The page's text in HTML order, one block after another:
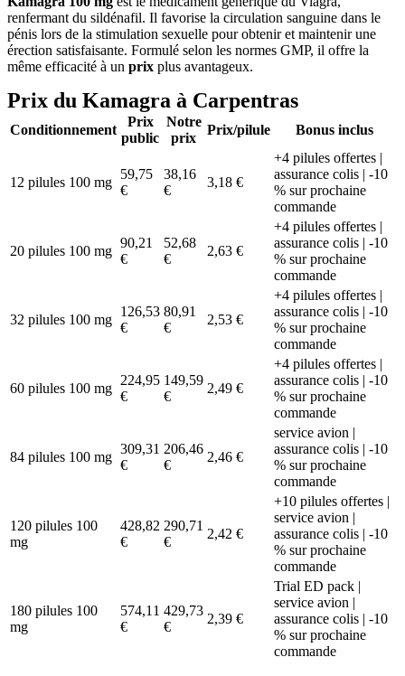
renfermant du sildénafil. Il favorise la circulation sanguine dans le
pénis lors de la stimulation sexuelle pour obtenir et maintenir une
érection satisfaisante. Formulé selon les normes GMP, il offre la
même efficacité à un prix plus avantageux.
Prix du Kamagra à Carpentras
Conditionnement
Prix
public
Notre
prix
Prix/pilule Bonus inclus
12 pilules 100 mg
59,75
€
38,16
€
3,18 €
+4 pilules offertes |
assurance colis | -10
% sur prochaine
commande
20 pilules 100 mg
90,21
€
52,68
€
2,63 €
+4 pilules offertes |
assurance colis | -10
% sur prochaine
commande
32 pilules 100 mg
126,53
€
80,91
€
2,53 €
+4 pilules offertes |
assurance colis | -10
% sur prochaine
commande
60 pilules 100 mg
224,95
€
149,59
€
2,49 €
+4 pilules offertes |
assurance colis | -10
% sur prochaine
commande
84 pilules 100 mg
309,31
€
206,46
€
2,46 €
service avion |
assurance colis | -10
% sur prochaine
commande
120 pilules 100
mg
428,82
€
290,71
€
2,42 €
+10 pilules offertes |
service avion |
assurance colis | -10
% sur prochaine
commande
180 pilules 100
mg
574,11
€
429,73
€
2,39 €
Trial ED pack |
service avion |
assurance colis | -10
% sur prochaine
commande